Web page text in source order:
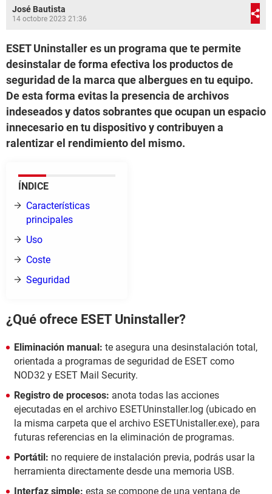
José Bautista
14 octobre 2023 21:36
ESET Uninstaller es un programa que te permite
desinstalar de forma efectiva los productos de
seguridad de la marca que albergues en tu equipo.
De esta forma evitas la presencia de archivos
indeseados y datos sobrantes que ocupan un espacio
innecesario en tu dispositivo y contribuyen a
ralentizar el rendimiento del mismo.
ÍNDICE
Características
principales
Uso
Coste
Seguridad
¿Qué ofrece ESET Uninstaller?
Eliminación manual: te asegura una desinstalación total,
orientada a programas de seguridad de ESET como
NOD32 y ESET Mail Security.
Registro de procesos: anota todas las acciones
ejecutadas en el archivo ESETUninstaller.log (ubicado en
la misma carpeta que el archivo ESETUnistaller.exe), para
futuras referencias en la eliminación de programas.
Portátil: no requiere de instalación previa, podrás usar la
herramienta directamente desde una memoria USB.
Interfaz simple: esta se compone de una ventana de